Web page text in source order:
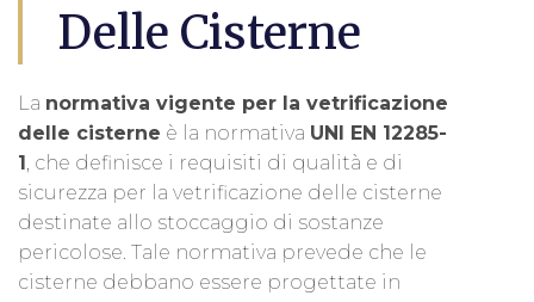
Delle Cisterne
La normativa vigente per la vetrificazione
delle cisterne è la normativa UNI EN 12285-
1 , che definisce i requisiti di qualità e di
sicurezza per la vetrificazione delle cisterne
destinate allo stoccaggio di sostanze
pericolose. Tale normativa prevede che le
cisterne debbano essere progettate in